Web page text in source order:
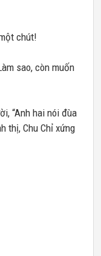
chút!
sao, còn muốn
“Anh hai nói đùa
thị, Chu Chỉ xứng